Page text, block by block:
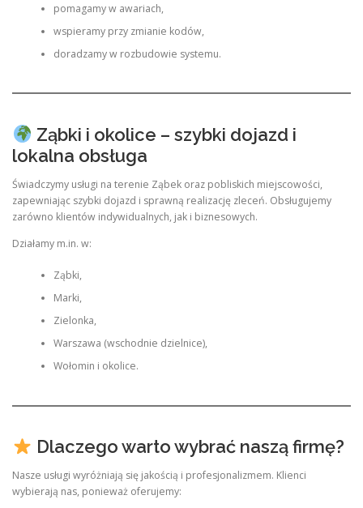
pomagamy w awariach,
wspieramy przy zmianie kodów,
doradzamy w rozbudowie systemu.
Ząbki i okolice – szybki dojazd i
lokalna obsługa
Świadczymy usługi na terenie Ząbek oraz pobliskich miejscowości,
zapewniając szybki dojazd i sprawną realizację zleceń. Obsługujemy
zarówno klientów indywidualnych, jak i biznesowych.
Działamy m.in. w:
Ząbki,
Marki,
Zielonka,
Warszawa (wschodnie dzielnice),
Wołomin i okolice.
Dlaczego warto wybrać naszą firmę?
Nasze usługi wyróżniają się jakością i profesjonalizmem. Klienci
wybierają nas, ponieważ oferujemy: